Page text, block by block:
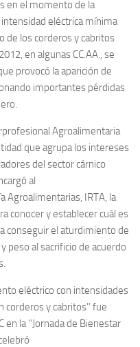
en el momento de la
eléctrica mínima
de los corderos y cabritos
en algunas CC.AA., se
provocó la aparición de
importantes pérdidas
Agroalimentaria
que agrupa los intereses
del sector cárnico
al
Agroalimentarias, IRTA, la
conocer y establecer cuál es
conseguir el aturdimiento de
peso al sacrificio de acuerdo
eléctrico con intensidades
y cabritos’’ fue
la ‘‘Jornada de Bienestar